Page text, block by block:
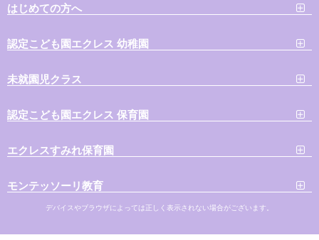
はじめての方へ
認定こども園エクレス 幼稚園
未就園児クラス
認定こども園エクレス 保育園
エクレスすみれ保育園
モンテッソーリ教育
デバイスやブラウザによっては正しく表示されない場合がございます。